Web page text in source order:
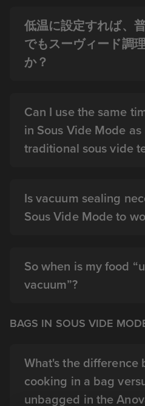
低温に設定すれば、
でもスーヴィード調
か？
Can I use the same
in Sous Vide Mode
traditional sous vide
Is vacuum sealing
Sous Vide Mode to
So when is my food
vacuum”?
BAGS IN SOUS VIDE
What's the difference
cooking in a bag
unbagged in the